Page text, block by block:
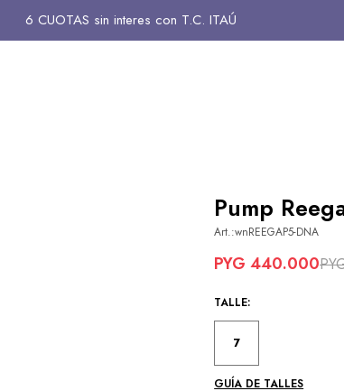
6 CUOTAS sin interes con T.C. ITAÚ
Pump
wnREEGAP5-DNA
PYG 440.000
TALLE:
7
GUÍA DE TALLES